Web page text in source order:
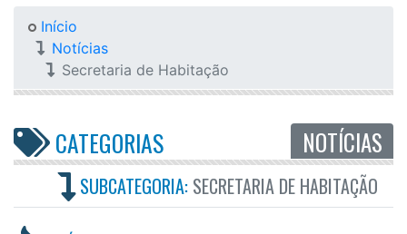
Início
Notícias
Secretaria de Habitação
CATEGORIAS NOTÍCIAS
SUBCATEGORIA: SECRETARIA DE HABITAÇÃO